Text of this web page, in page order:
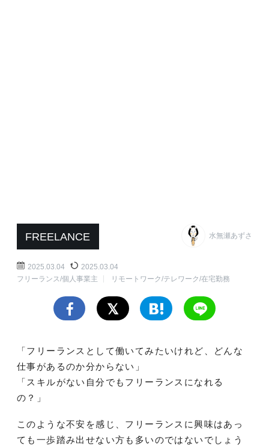
FREELANCE 水無瀬あずさ
2025.03.04
2025.03.04
フリーランス/個人事業主
リモートワーク/テレワーク/在宅勤務
「フリーランスとして働いてみたいけれど、どんな
仕事があるのか分からない」
「スキルがない自分でもフリーランスになれる
の？」
このような不安を感じ、フリーランスに興味はあっ
ても一歩踏み出せない方も多いのではないでしょう